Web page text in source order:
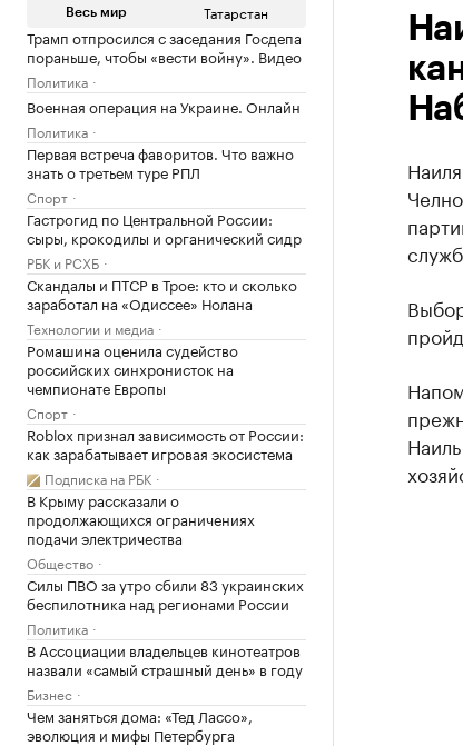
Весь мир Татарстан
Трамп отпросился с заседания Госдепа
пораньше, чтобы «вести войну». Видео
Политика
Военная операция на Украине. Онлайн
Политика
Первая встреча фаворитов. Что важно
знать о третьем туре РПЛ
Спорт
Гастрогид по Центральной России:
сыры, крокодилы и органический сидр
РБК и РСХБ
Скандалы и ПТСР в Трое: кто и сколько
заработал на «Одиссее» Нолана
Технологии и медиа
Ромашина оценила судейство
российских синхронисток на
чемпионате Европы
Спорт
Roblox признал зависимость от России:
как зарабатывает игровая экосистема
Подписка на РБК
В Крыму рассказали о
продолжающихся ограничениях
подачи электричества
Общество
Силы ПВО за утро сбили 83 украинских
беспилотника над регионами России
Политика
В Ассоциации владельцев кинотеатров
назвали «самый страшный день» в году
Бизнес
Чем заняться дома: «Тед Лассо»,
эволюция и мифы Петербурга